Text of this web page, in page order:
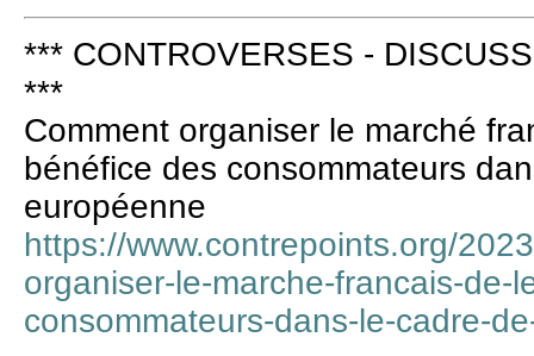
*** CONTROVERSES -
***
Comment organiser le marché
bénéfice des consommateurs
européenne
https://www.contrepoints.org/
organiser-le-marche-francais-de-
consommateurs-dans-le-cadre-